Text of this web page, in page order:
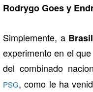
Rodrygo Goes y
Simplemente, a Brasil
experimento en el que
del combinado
PSG, como le ha